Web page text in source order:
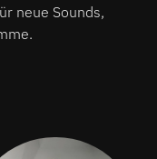
neue Sounds,